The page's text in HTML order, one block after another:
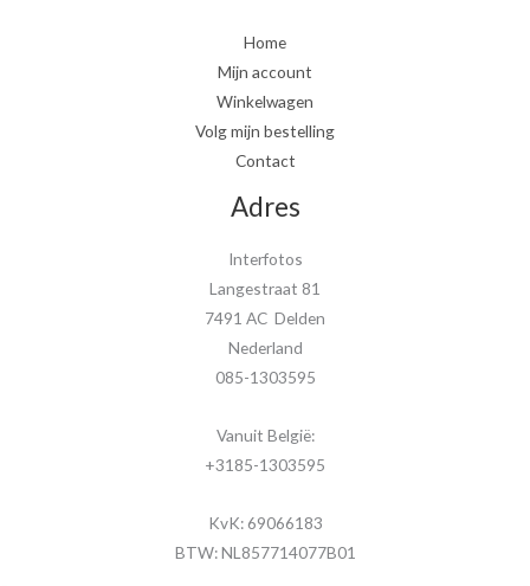
Home
Mijn account
Winkelwagen
Volg mijn bestelling
Contact
Adres
Interfotos
Langestraat 81
7491 AC Delden
Nederland
085-1303595
Vanuit België:
+3185-1303595
KvK: 69066183
BTW: NL857714077B01